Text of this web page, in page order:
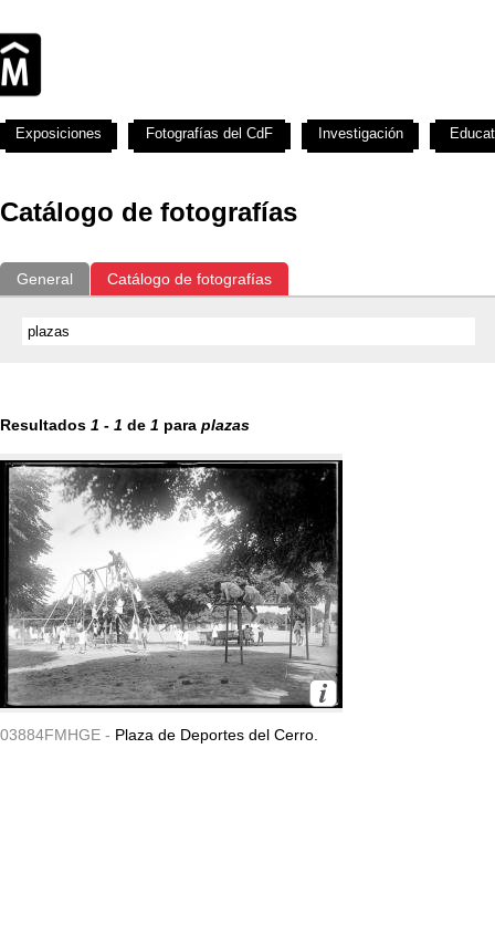
Catálogo de fotografías
General Catálogo de fotografías
Resultados 1 - 1 de 1 para plazas
03884FMHGE - Plaza de Deportes del Cerro.
Exposiciones Fotografías del CdF Investigación